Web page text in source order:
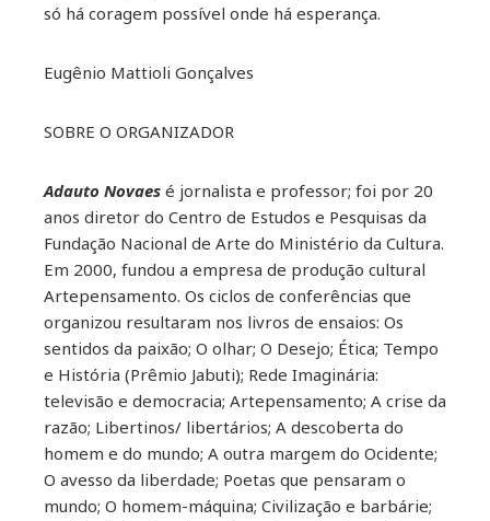
só há coragem possível onde há esperança.
Eugênio Mattioli Gonçalves
SOBRE O ORGANIZADOR
Adauto Novaes é jornalista e professor; foi por 20
anos diretor do Centro de Estudos e Pesquisas da
Fundação Nacional de Arte do Ministério da Cultura.
Em 2000, fundou a empresa de produção cultural
Artepensamento. Os ciclos de conferências que
organizou resultaram nos livros de ensaios: Os
sentidos da paixão; O olhar; O Desejo; Ética; Tempo
e História (Prêmio Jabuti); Rede Imaginária:
televisão e democracia; Artepensamento; A crise da
razão; Libertinos/ libertários; A descoberta do
homem e do mundo; A outra margem do Ocidente;
O avesso da liberdade; Poetas que pensaram o
mundo; O homem-máquina; Civilização e barbárie;